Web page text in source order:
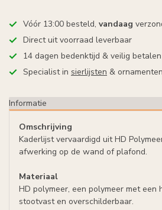
Vóór 13:00 besteld, vandaag
Direct uit voorraad leverbaar
14 dagen bedenktijd & veilig betalen
Specialist in sierlijsten &
Informatie
Omschrijving
Kaderlijst vervaardigd uit HD
afwerking op de wand of plafond.
Materiaal
HD polymeer, een polymeer met een
stootvast en overschilderbaar.